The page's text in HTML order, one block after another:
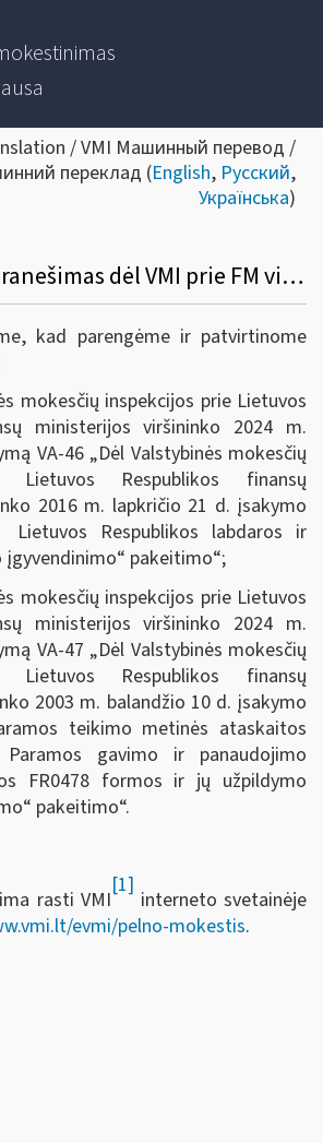
/ VMI Машинный перевод /
переклад (English, Русский,
Українська)
Informacinis pranešimas dėl VMI prie FM viršininko 2024 m. birželio 13 d. įsakymų VA-46 ir VA-47
kad parengėme ir patvirtinome
mokesčių inspekcijos prie Lietuvos
ministerijos viršininko 2024 m.
VA-46 „Dėl Valstybinės mokesčių
Lietuvos Respublikos finansų
2016 m. lapkričio 21 d. įsakymo
Lietuvos Respublikos labdaros ir
pakeitimo“;
mokesčių inspekcijos prie Lietuvos
ministerijos viršininko 2024 m.
VA-47 „Dėl Valstybinės mokesčių
Lietuvos Respublikos finansų
2003 m. balandžio 10 d. įsakymo
teikimo metinės ataskaitos
gavimo ir panaudojimo
FR0478 formos ir jų užpildymo
pakeitimo“.
rasti VMI
[1]
interneto svetainėje
evmi/pelno-mokestis.